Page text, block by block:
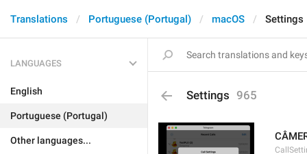
Translations Portuguese (Portugal) macOS Settings
LANGUAGES
English
Portuguese (Portugal)
Other languages...
Settings 965